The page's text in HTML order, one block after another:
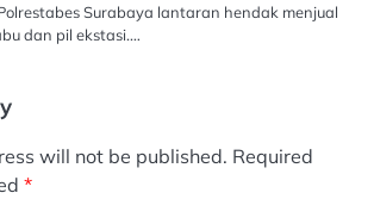
Surabaya lantaran hendak menjual
dan pil ekstasi.…
will not be published. Required
*